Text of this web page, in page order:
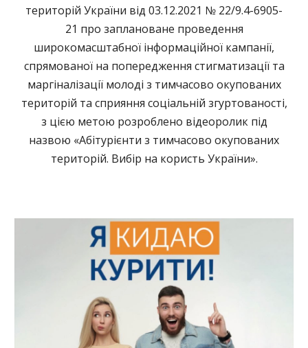
територій України від 03.12.2021 № 22/9.4-6905-
21 про заплановане проведення
широкомасштабної інформаційної кампанії,
спрямованої на попередження стигматизації та
маргіналізації молоді з тимчасово окупованих
територій та сприяння соціальній згуртованості,
з цією метою розроблено відеоролик під
назвою «Абітурієнти з тимчасово окупованих
територій. Вибір на користь України».